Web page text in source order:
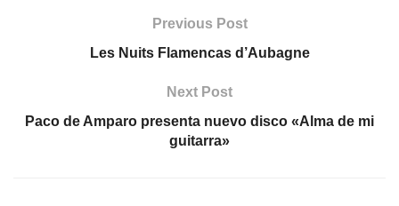
Previous Post
Les Nuits Flamencas d’Aubagne
Next Post
Paco de Amparo presenta nuevo disco «Alma de mi
guitarra»